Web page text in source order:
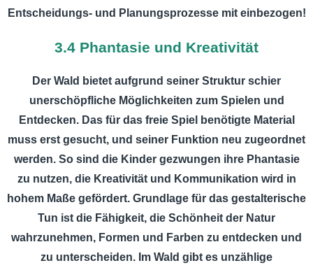
Entscheidungs- und Planungsprozesse mit einbezogen!
3.4 Phantasie und Kreativität
Der Wald bietet aufgrund seiner Struktur schier
unerschöpfliche Möglichkeiten zum Spielen und
Entdecken. Das für das freie Spiel benötigte Material
muss erst gesucht, und seiner Funktion neu zugeordnet
werden. So sind die Kinder gezwungen ihre Phantasie
zu nutzen, die Kreativität und Kommunikation wird in
hohem Maße gefördert. Grundlage für das gestalterische
Tun ist die Fähigkeit, die Schönheit der Natur
wahrzunehmen, Formen und Farben zu entdecken und
zu unterscheiden. Im Wald gibt es unzählige